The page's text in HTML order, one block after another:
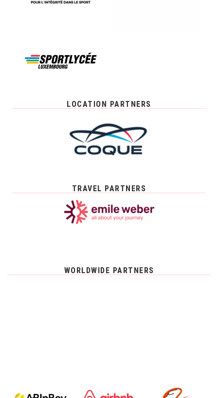
LOCATION PARTNERS
TRAVEL PARTNERS
WORLDWIDE PARTNERS